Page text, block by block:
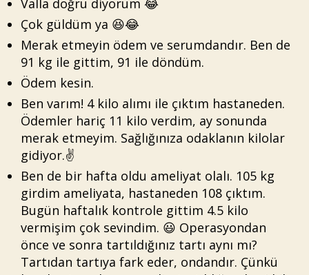
Çok güldüm ya 😆😂
Merak etmeyin ödem ve serumdandır. Ben de
91 kg ile gittim, 91 ile döndüm.
Ödem kesin.
Ben varım! 4 kilo alımı ile çıktım hastaneden.
Ödemler hariç 11 kilo verdim, ay sonunda
merak etmeyim. Sağlığınıza odaklanın kilolar
gidiyor.✌
Ben de bir hafta oldu ameliyat olalı. 105 kg
girdim ameliyata, hastaneden 108 çıktım.
Bugün haftalık kontrole gittim 4.5 kilo
vermişim çok sevindim. 😃 Operasyondan
önce ve sonra tartıldığınız tartı aynı mı?
Tartıdan tartıya fark eder, ondandır. Çünkü